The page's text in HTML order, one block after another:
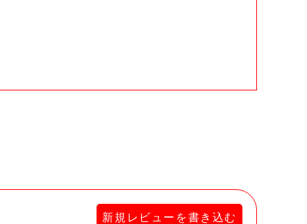
新規レビューを書き込む